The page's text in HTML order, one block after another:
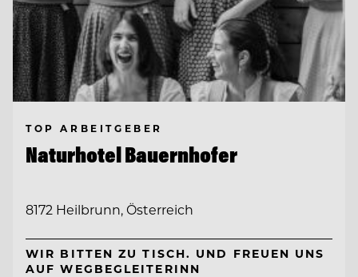
TOP ARBEITGEBER
Naturhotel Bauernhofer
8172 Heilbrunn, Österreich
WIR BITTEN ZU TISCH. UND FREUEN UNS
AUF WEGBEGLEITERINN